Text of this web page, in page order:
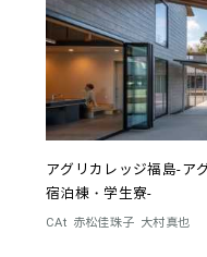
アグリカレッジ福島-ア
宿泊棟・学生寮-
CAt 赤松佳珠子 大村真也